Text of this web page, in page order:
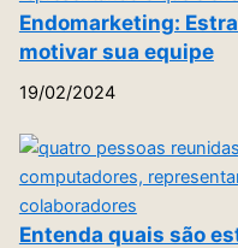
Endomarketing:
motivar sua equipe
19/02/2024
Entenda quais são